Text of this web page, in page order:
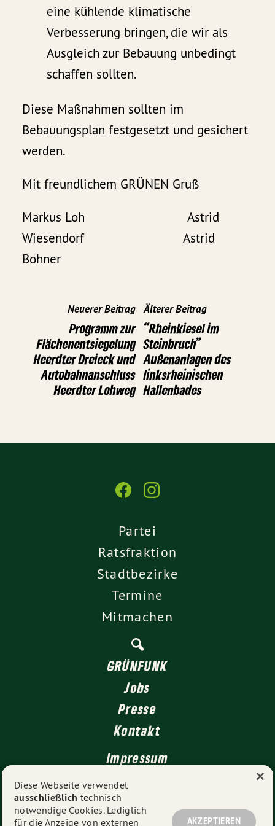
eine kühlende klimatische
Verbesserung bringen, die wir als
Ausgleich zur Bebauung unbedingt
schaffen sollten.
Diese Maßnahmen sollten im
Bebauungsplan festgesetzt und gesichert
werden.
Mit freundlichem GRÜNEN Gruß
Markus Loh Astrid
Wiesendorf Astrid
Bohner
Neuerer Beitrag
Programm zur
Flächenentsiegelung
Heerdter Dreieck und
Autobahnanschluss
Heerdter Lohweg
Älterer Beitrag
“Rheinkiesel im
Steinbruch”
Außenanlagen des
linksrheinischen
Hallenbades
Partei
Ratsfraktion
Stadtbezirke
Termine
Mitmachen
GRÜNFUNK
Jobs
Presse
Kontakt
Impressum
Datenschutz
Diese Webseite verwendet
ausschließlich technisch
notwendige Cookies. Lediglich
für die Anzeige von externen
AKZEPTIEREN
×